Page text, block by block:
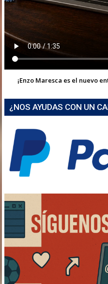
¡Enzo Maresca es el nuevo
¿NOS AYUDAS CON UN